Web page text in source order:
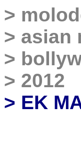
>
> asian
>
> 2012
> EK